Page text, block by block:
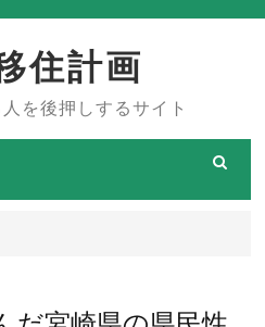
住計画
を後押しするサイト